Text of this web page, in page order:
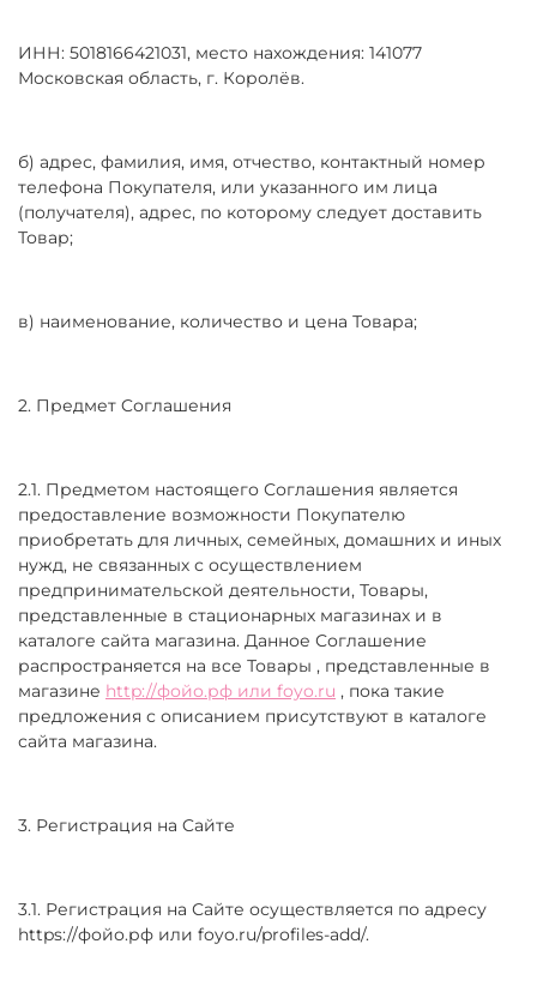
ИНН: 5018166421031, место нахождения: 141077
Московская область, г. Королёв.
б) адрес, фамилия, имя, отчество, контактный номер
телефона Покупателя, или указанного им лица
(получателя), адрес, по которому следует доставить
Товар;
в) наименование, количество и цена Товара;
2. Предмет Cоглашения
2.1. Предметом настоящего Соглашения является
предоставление возможности Покупателю
приобретать для личных, семейных, домашних и иных
нужд, не связанных с осуществлением
предпринимательской деятельности, Товары,
представленные в стационарных магазинах и в
каталоге сайта магазина. Данное Соглашение
распространяется на все Товары , представленные в
магазине http://фойо.рф или foyo.ru , пока такие
предложения с описанием присутствуют в каталоге
сайта магазина.
3. Регистрация на Cайте
3.1. Регистрация на Сайте осуществляется по адресу
https://фойо.рф или foyo.ru/profiles-add/.